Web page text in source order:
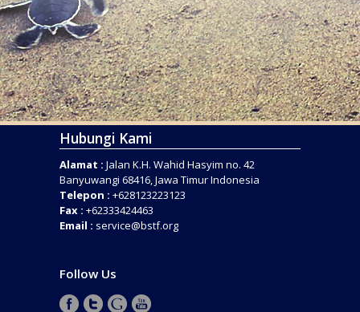
Hubungi Kami
Alamat : Jalan K.H. Wahid Hasyim no. 42
Banyuwangi 68416, Jawa Timur Indonesia
Telepon : +628123223123
Fax : +62333424463
Email : service@bstf.org
Follow Us